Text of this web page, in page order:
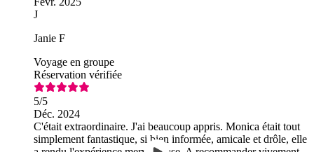
J
Janie F
Voyage en groupe
Réservation vérifiée
5/5
Déc. 2024
C'était extraordinaire. J'ai beaucoup appris. Monica était tout
simplement fantastique, si bien informée, amicale et drôle, elle